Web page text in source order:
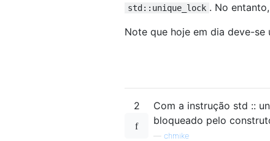
std::unique_lock . No entanto,
Note que hoje em dia deve-se
2
Com a instrução std ::
bloqueado pelo
chmike